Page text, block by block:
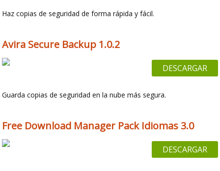
Haz copias de seguridad de forma rápida y fácil.
Avira Secure Backup 1.0.2
DESCARGAR
Guarda copias de seguridad en la nube más segura.
Free Download Manager Pack Idiomas 3.0
DESCARGAR